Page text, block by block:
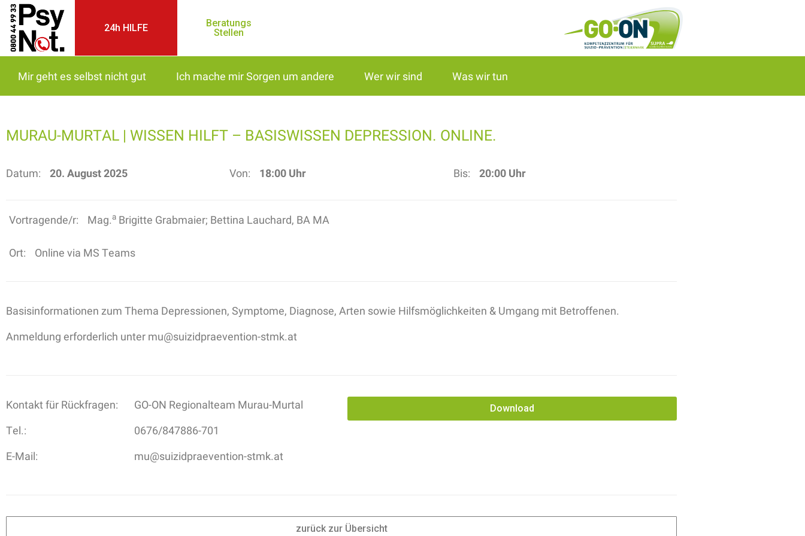
24h HILFE
Beratungs
Stellen
Mir geht es selbst nicht gut Ich mache mir Sorgen um andere Wer wir sind Was wir tun
MURAU-MURTAL | WISSEN HILFT – BASISWISSEN DEPRESSION. ONLINE.
Datum: 20. August 2025 Von: 18:00 Uhr Bis: 20:00 Uhr
Vortragende/r: Mag.a Brigitte Grabmaier; Bettina Lauchard, BA MA
Ort: Online via MS Teams
Basisinformationen zum Thema Depressionen, Symptome, Diagnose, Arten sowie Hilfsmöglichkeiten & Umgang mit Betroffenen.
Anmeldung erforderlich unter mu@suizidpraevention-stmk.at
Kontakt für Rückfragen:
GO-ON Regionalteam Murau-Murtal
Tel.:
0676/847886-701
E-Mail:
mu@suizidpraevention-stmk.at
Download
zurück zur Übersicht